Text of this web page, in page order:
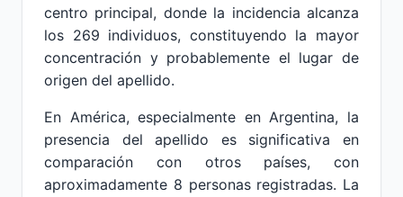
centro principal, donde la incidencia alcanza
los 269 individuos, constituyendo la mayor
concentración y probablemente el lugar de
origen del apellido.
En América, especialmente en Argentina, la
presencia del apellido es significativa en
comparación con otros países, con
aproximadamente 8 personas registradas. La